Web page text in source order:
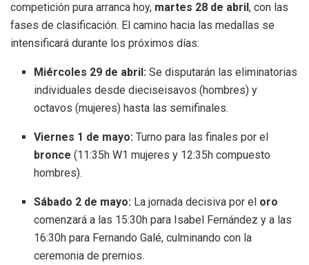
competición pura arranca hoy, martes 28 de abril , con las
fases de clasificación. El camino hacia las medallas se
intensificará durante los próximos días:
Miércoles 29 de abril: Se disputarán las eliminatorias
individuales desde dieciseisavos (hombres) y
octavos (mujeres) hasta las semifinales.
Viernes 1 de mayo: Turno para las finales por el
bronce (11:35h W1 mujeres y 12:35h compuesto
hombres).
Sábado 2 de mayo: La jornada decisiva por el oro
comenzará a las 15:30h para Isabel Fernández y a las
16:30h para Fernando Galé, culminando con la
ceremonia de premios.